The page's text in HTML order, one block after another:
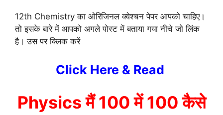
12th Chemistry का ओरिजिनल क्वेश्चन पेपर आपको चाहिए।
तो इसके बारे में आपको अगले पोस्ट में बताया गया नीचे जो लिंक
है। उस पर क्लिक करें
Click Here & Read
Physics मैं 100 में 100 कैसे